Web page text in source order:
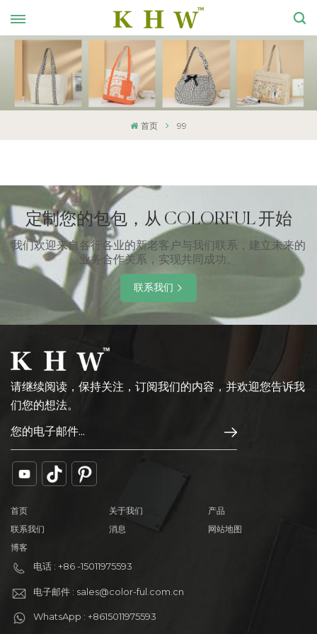
首页 99
定制您的包包，从 COLORFUL 开始
我们欢迎来自各行各业的新老客户与我们联系，建立未来的
业务合作关系，实现共同成功。
联系我们
请继续阅读，保持关注，订阅我们的内容，并欢迎您告诉我
们您的想法。
首页 关于我们
产品
联系我们
消息
网站地图
博客
电话 : +86 -15011975593
电子邮件 : sales@color-ful.com.cn
WhatsApp : +8615011975593